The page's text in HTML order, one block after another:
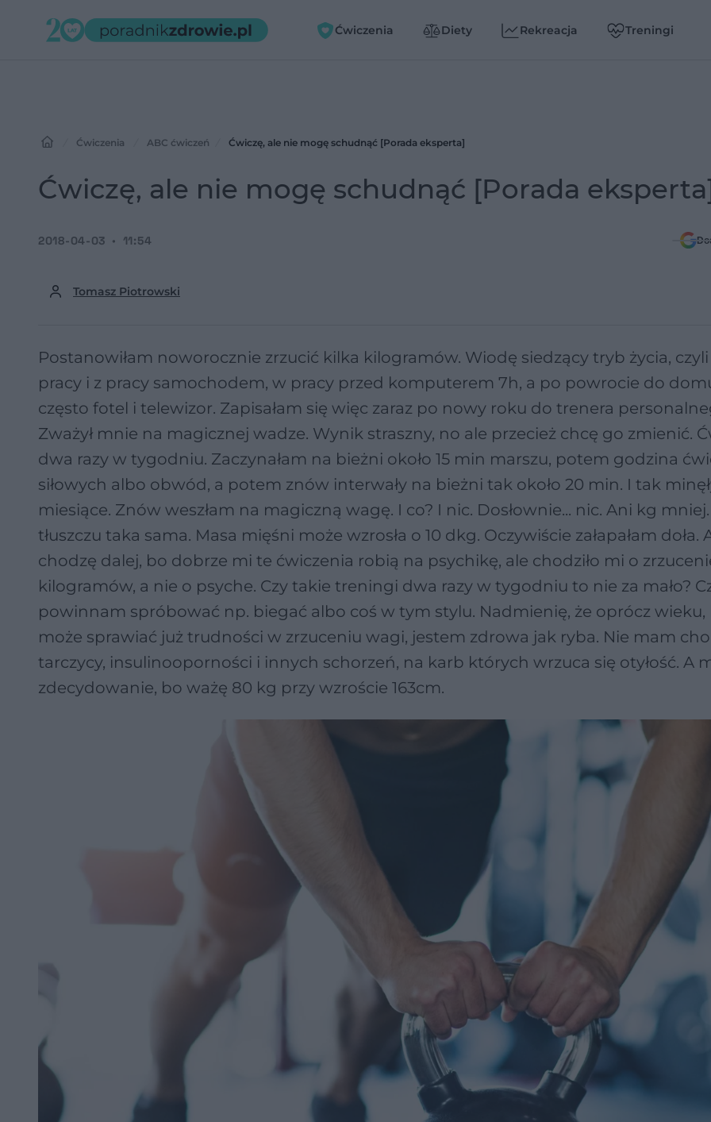
Ćwiczenia Diety Rekreacja Treningi
Ćwiczenia ABC ćwiczeń Ćwiczę, ale nie mogę schudnąć [Porada eksperta]
Ćwiczę, ale nie mogę schudnąć [Porada
Tomasz Piotrowski
2018-04-03 11:54
Postanowiłam noworocznie zrzucić kilka kilogramów. Wiodę siedzący tryb życia,
pracy i z pracy samochodem, w pracy przed komputerem 7h, a po powrocie do
często fotel i telewizor. Zapisałam się więc zaraz po nowy roku do trenera
Zważył mnie na magicznej wadze. Wynik straszny, no ale przecież chcę go zmienić.
dwa razy w tygodniu. Zaczynałam na bieżni około 15 min marszu, potem godzina
siłowych albo obwód, a potem znów interwały na bieżni tak około 20 min. I tak
miesiące. Znów weszłam na magiczną wagę. I co? I nic. Dosłownie... nic. Ani kg
tłuszczu taka sama. Masa mięśni może wzrosła o 10 dkg. Oczywiście załapałam doła.
chodzę dalej, bo dobrze mi te ćwiczenia robią na psychikę, ale chodziło mi o
kilogramów, a nie o psyche. Czy takie treningi dwa razy w tygodniu to nie za mało?
powinnam spróbować np. biegać albo coś w tym stylu. Nadmienię, że oprócz wieku,
może sprawiać już trudności w zrzuceniu wagi, jestem zdrowa jak ryba. Nie mam
tarczycy, insulinooporności i innych schorzeń, na karb których wrzuca się otyłość. A
zdecydowanie, bo ważę 80 kg przy wzroście 163cm.